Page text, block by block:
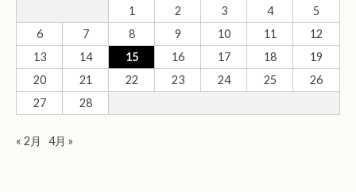
1
2 3 4
5
6
7 8 9 10 11
12
13
14 15 16 17 18
19
20
21 22 23 24 25
26
27
28
« 2月 4月 »